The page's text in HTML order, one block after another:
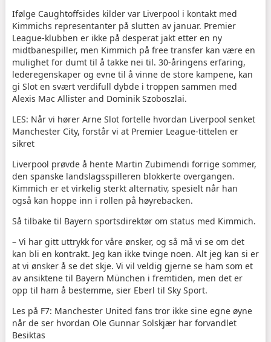
Ifølge Caughtoffsides kilder var Liverpool i kontakt med
Kimmichs representanter på slutten av januar. Premier
League-klubben er ikke på desperat jakt etter en ny
midtbanespiller, men Kimmich på free transfer kan være en
mulighet for dumt til å takke nei til. 30-åringens erfaring,
lederegenskaper og evne til å vinne de store kampene, kan
gi Slot en svært verdifull dybde i troppen sammen med
Alexis Mac Allister and Dominik Szoboszlai.
LES: Når vi hører Arne Slot fortelle hvordan Liverpool senket
Manchester City, forstår vi at Premier League-tittelen er
sikret
Liverpool prøvde å hente Martin Zubimendi forrige sommer,
den spanske landslagsspilleren blokkerte overgangen.
Kimmich er et virkelig sterkt alternativ, spesielt når han
også kan hoppe inn i rollen på høyrebacken.
Så tilbake til Bayern sportsdirektør om status med Kimmich.
– Vi har gitt uttrykk for våre ønsker, og så må vi se om det
kan bli en kontrakt. Jeg kan ikke tvinge noen. Alt jeg kan si er
at vi ønsker å se det skje. Vi vil veldig gjerne se ham som et
av ansiktene til Bayern München i fremtiden, men det er
opp til ham å bestemme, sier Eberl til Sky Sport.
Les på F7: Manchester United fans tror ikke sine egne øyne
når de ser hvordan Ole Gunnar Solskjær har forvandlet
Besiktas